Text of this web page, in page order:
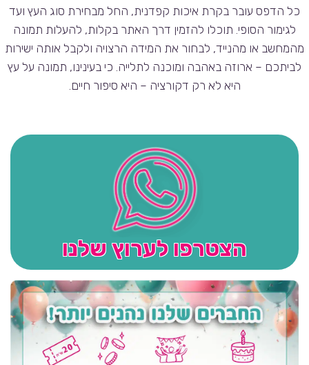
כל הדפס עובר בקרת איכות קפדנית, החל מבחירת סוג העץ ועד
לגימור הסופי. תוכלו להזמין דרך האתר בקלות, להעלות תמונה
מהמחשב או מהנייד, לבחור את המידה הרצויה ולקבל אותה ישירות
לביתכם – ארוזה באהבה ומוכנה לתלייה. כי בעינינו, תמונה על עץ
היא לא רק דקורציה – היא סיפור חיים.
הצטרפו לערוץ שלנו